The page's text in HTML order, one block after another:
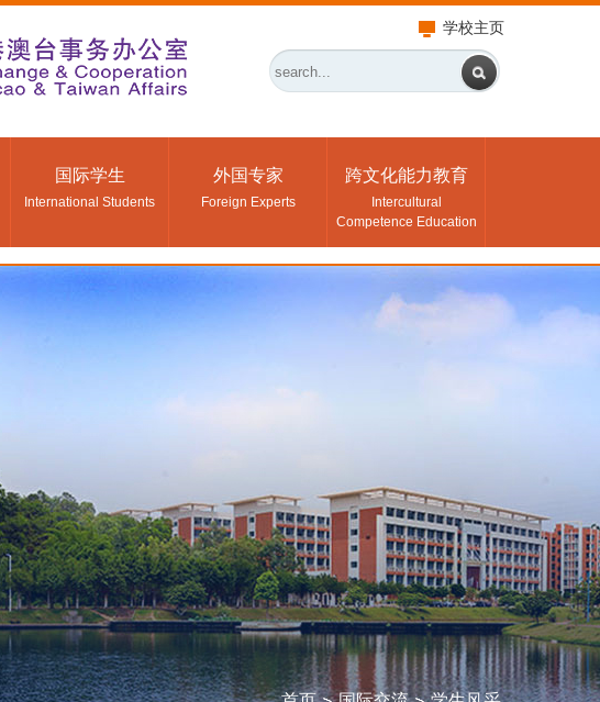
学校主页
国际学生
International Students
外国专家
Foreign Experts
跨文化能力教育
Intercultural
Competence Education